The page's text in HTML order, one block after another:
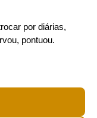
por diárias,
pontuou.